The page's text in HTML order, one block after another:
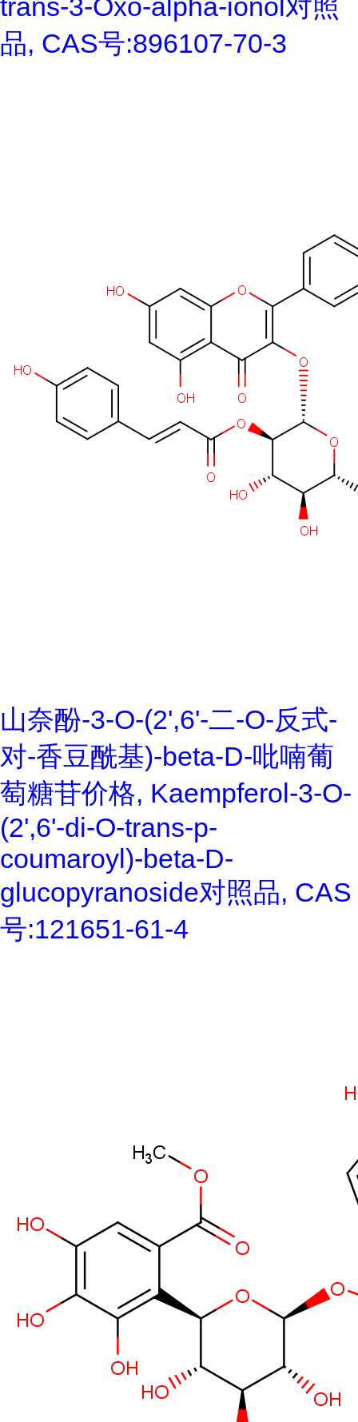
trans-3-Oxo-alpha-ionol对照
品, CAS号:896107-70-3
山奈酚-3-O-(2',6'-二-O-反式-
对-香豆酰基)-beta-D-吡喃葡
萄糖苷价格, Kaempferol-3-O-
(2',6'-di-O-trans-p-
coumaroyl)-beta-D-
glucopyranoside对照品, CAS
号:121651-61-4